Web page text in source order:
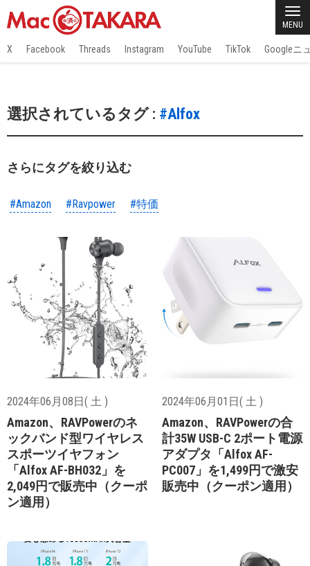
MENU
X Facebook Threads Instagram YouTube TikTok Googleニ
選択されているタグ : #Alfox
さらにタグを絞り込む
#Amazon #Ravpower #特価
2024年06月08日( 土 )
Amazon、RAVPowerのネ
ックバンド型ワイヤレス
スポーツイヤフォン
「Alfox AF-BH032」を
2,049円で販売中（クーポ
ン適用）
2024年06月01日( 土 )
Amazon、RAVPowerの合
計35W USB-C 2ポート電源
アダプタ「Alfox AF-
PC007」を1,499円で激安
販売中（クーポン適用）